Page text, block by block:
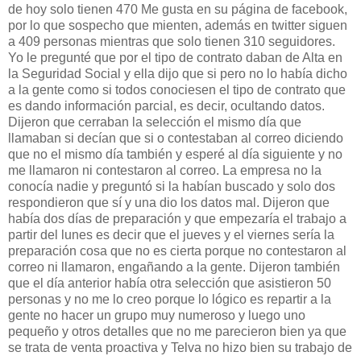
de hoy solo tienen 470 Me gusta en su página de facebook,
por lo que sospecho que mienten, además en twitter siguen
a 409 personas mientras que solo tienen 310 seguidores.
Yo le pregunté que por el tipo de contrato daban de Alta en
la Seguridad Social y ella dijo que si pero no lo había dicho
a la gente como si todos conociesen el tipo de contrato que
es dando información parcial, es decir, ocultando datos.
Dijeron que cerraban la selección el mismo día que
llamaban si decían que si o contestaban al correo diciendo
que no el mismo día también y esperé al día siguiente y no
me llamaron ni contestaron al correo. La empresa no la
conocía nadie y preguntó si la habían buscado y solo dos
respondieron que sí y una dio los datos mal. Dijeron que
había dos días de preparación y que empezaría el trabajo a
partir del lunes es decir que el jueves y el viernes sería la
preparación cosa que no es cierta porque no contestaron al
correo ni llamaron, engañando a la gente. Dijeron también
que el día anterior había otra selección que asistieron 50
personas y no me lo creo porque lo lógico es repartir a la
gente no hacer un grupo muy numeroso y luego uno
pequeño y otros detalles que no me parecieron bien ya que
se trata de venta proactiva y Telva no hizo bien su trabajo de